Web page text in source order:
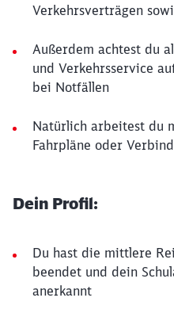
Verkehrsverträgen
Außerdem achtest du
und Verkehrsservice
bei Notfällen
Natürlich arbeitest du
Fahrpläne oder
Dein Profil:
Du hast die mittlere
beendet und dein
anerkannt